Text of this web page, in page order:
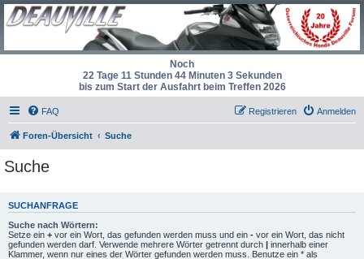
Noch
22 Tage 11 Stunden 44 Minuten 3 Sekunden
bis zum Start der Ausfahrt beim Treffen 2026
FAQ Anmelden
Registrieren
Foren-Übersicht Suche
Suche
SUCHANFRAGE
Suche nach Wörtern:
Setze ein + vor ein Wort, das gefunden werden muss und ein - vor ein Wort, das nicht
gefunden werden darf. Verwende mehrere Wörter getrennt durch
innerhalb einer
Klammer, wenn nur eines der Wörter gefunden werden muss. Benutze ein * als